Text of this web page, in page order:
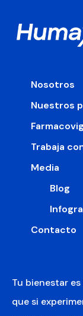
Nosotros
Nuestros
Trabaja
Media
Blog
Contacto
Tu bienestar
que si